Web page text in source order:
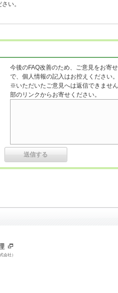
い。
今後のFAQ改善のため、ご意見をお寄
で、個人情報の記入はお控えください。
※いただいたご意見へは返信できませ
部のリンクからお寄せください。
会社）